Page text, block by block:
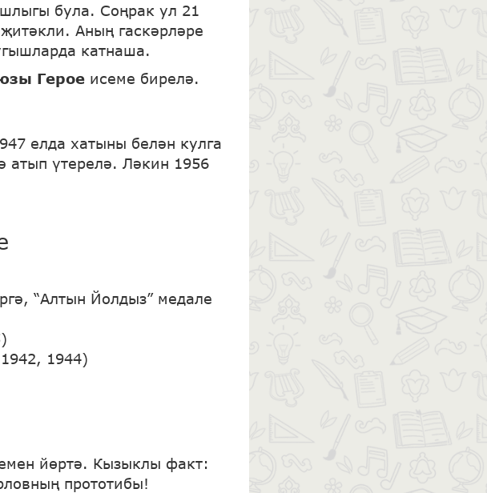
була. Соңрак ул 21
Аның гаскәрләре
катнаша.
Герое исеме бирелә.
елда хатыны белән кулга
атып үтерелә. Ләкин 1956
“Алтын Йолдыз” медале
1944)
йөртә. Кызыклы факт:
прототибы!